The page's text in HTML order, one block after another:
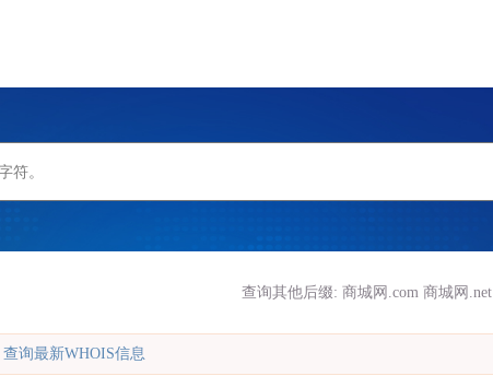
查询其他后缀: 商城网.com 商城网.net
查询最新WHOIS信息